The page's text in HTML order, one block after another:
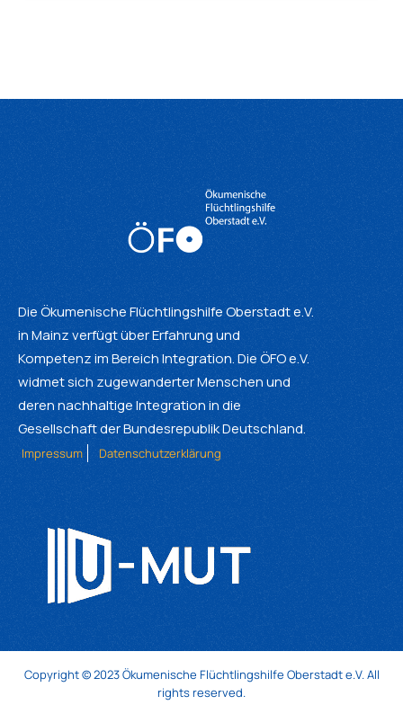
Die Ökumenische Flüchtlingshilfe Oberstadt e.V.
in Mainz verfügt über Erfahrung und
Kompetenz im Bereich Integration. Die ÖFO e.V.
widmet sich zugewanderter Menschen und
deren nachhaltige Integration in die
Gesellschaft der Bundesrepublik Deutschland.
Impressum Datenschutzerklärung
Copyright © 2023 Ökumenische Flüchtlingshilfe Oberstadt e.V. All
rights reserved.